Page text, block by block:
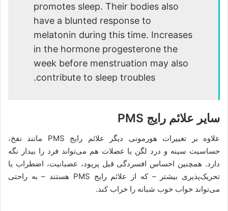
promotes sleep. Their bodies also
have a blunted response to
melatonin during this time. Increases
in the hormone progesterone the
week before menstruation may also
contribute to sleep troubles.
سایر علائم رایج PMS
علاوه بر تغییرات هورمونی دیگر علائم رایج PMS مانند نفخ،
حساسیت سینه و درد لگن یا عضلات هم می‌تواند فرد را بیدار نگه
دارد. همچنین احساس افسردگی قبل پریود، عصبانیت، اضطراب یا
تحریک‌پذیری بیشتر – که از علائم رایج PMS هستند – به راحتی
می‌تواند خواب خوب شبانه را خراب کند.